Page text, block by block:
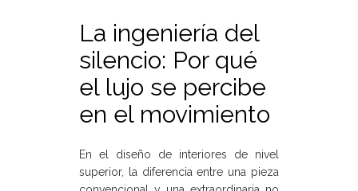
La ingeniería del
silencio: Por qué
el lujo se percibe
en el movimiento
En el diseño de interiores de nivel
superior, la diferencia entre una pieza